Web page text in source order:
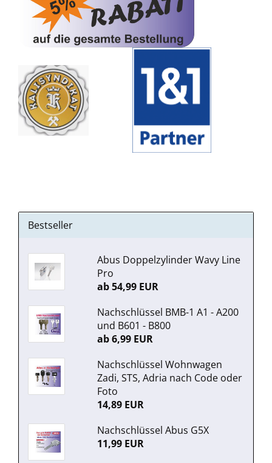
Bestseller
Abus Doppelzylinder Wavy Line
Pro
ab 54,99 EUR
Nachschlüssel BMB-1 A1 - A200
und B601 - B800
ab 6,99 EUR
Nachschlüssel Wohnwagen
Zadi, STS, Adria nach Code oder
Foto
14,89 EUR
Nachschlüssel Abus G5X
11,99 EUR